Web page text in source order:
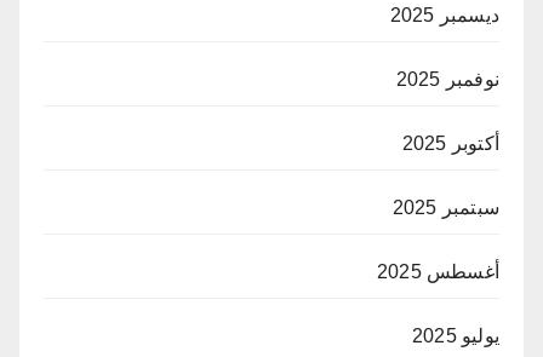
ديسمبر 2025
نوفمبر 2025
أكتوبر 2025
سبتمبر 2025
أغسطس 2025
يوليو 2025